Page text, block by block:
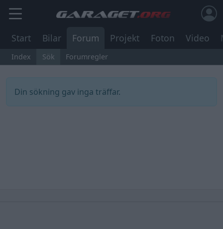
Start Bilar Forum Projekt Foton Video
Index Sök Forumregler
Din sökning gav inga träffar.